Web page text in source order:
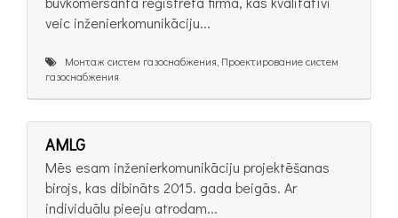
veic inženierkomunikāciju...
Монтаж систем газоснабжения, Проектирование систем
газоснабжения
AMLG
Mēs esam inženierkomunikāciju projektēšanas
birojs, kas dibināts 2015. gada beigās. Ar
individuālu pieeju atrodam...